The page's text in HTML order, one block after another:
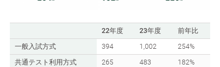
22年度 23年度
前年比
一般入試方式
394 1,002
254%
共通テスト利用方式
265 483
182%